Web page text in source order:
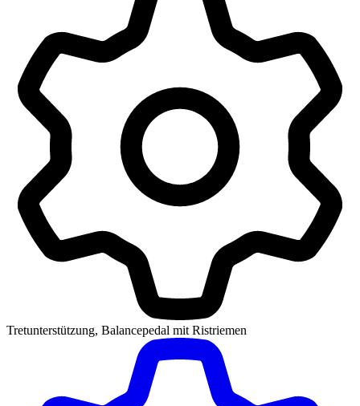
Tretunterstützung, Balancepedal mit Ristriemen